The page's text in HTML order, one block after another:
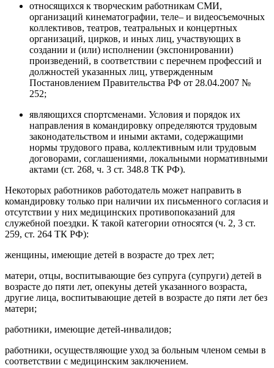
относящихся к творческим работникам СМИ,
организаций кинематографии, теле– и видеосъемочных
коллективов, театров, театральных и концертных
организаций, цирков, и иных лиц, участвующих в
создании и (или) исполнении (экспонировании)
произведений, в соответствии с перечнем профессий и
должностей указанных лиц, утвержденным
Постановлением Правительства РФ от 28.04.2007 №
252;
являющихся спортсменами. Условия и порядок их
направления в командировку определяются трудовым
законодательством и иными актами, содержащими
нормы трудового права, коллективным или трудовым
договорами, соглашениями, локальными нормативными
актами (ст. 268, ч. 3 ст. 348.8 ТК РФ).
Некоторых работников работодатель может направить в
командировку только при наличии их письменного согласия и
отсутствии у них медицинских противопоказаний для
служебной поездки. К такой категории относятся (ч. 2, 3 ст.
259, ст. 264 ТК РФ):
женщины, имеющие детей в возрасте до трех лет;
матери, отцы, воспитывающие без супруга (супруги) детей в
возрасте до пяти лет, опекуны детей указанного возраста,
другие лица, воспитывающие детей в возрасте до пяти лет без
матери;
работники, имеющие детей-инвалидов;
работники, осуществляющие уход за больным членом семьи в
соответствии с медицинским заключением.